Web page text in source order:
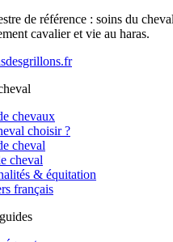
de référence : soins du
cavalier et vie au haras.
chevaux
choisir ?
cheval
cheval
& équitation
français